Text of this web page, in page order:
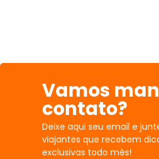
Vamos
contato?
Deixe aqui seu email e
viajantes que recebem
exclusivas todo mês!